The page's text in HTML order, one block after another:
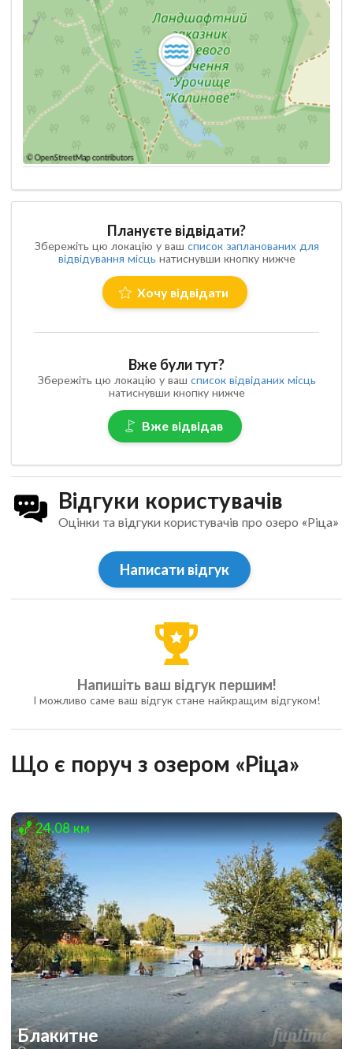
Плануєте відвідати?
Збережіть цю локацію у ваш список запланованих для
відвідування місць натиснувши кнопку нижче
Хочу відвідати
Вже були тут?
Збережіть цю локацію у ваш список відвіданих місць
натиснувши кнопку нижче
Вже відвідав
Відгуки користувачів
Оцінки та відгуки користувачів про озеро «Ріца»
Написати відгук
Напишіть ваш відгук першим!
І можливо саме ваш відгук стане найкращим відгуком!
Що є поруч з озером «Ріца»
24.08 км
Блакитне